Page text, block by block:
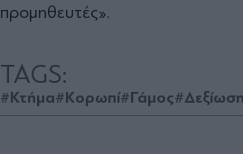
προμηθευτές».
TAGS:
#Κτήμα#Κορωπί#Γάμος#Δεξίωση